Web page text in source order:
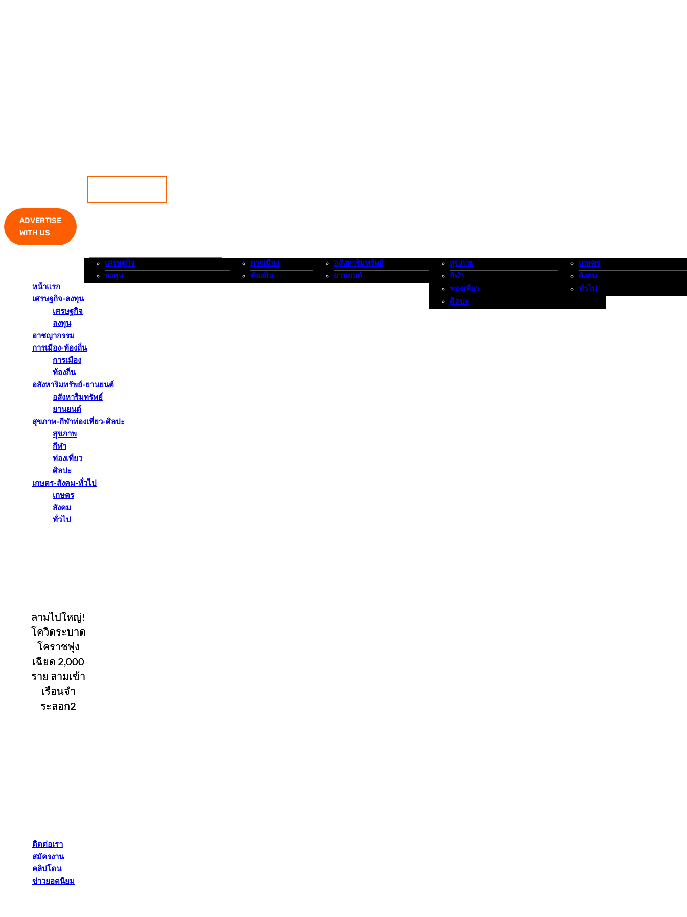
ADVERTISE
WITH US
เศรษฐกิจ-ลงทุน
เศรษฐกิจ
ลงทุน
การเมือง-ท้องถิ่น
การเมือง
ท้องถิ่น
อสังหาริมทรัพย์-ยานยนต์
อสังหาริมทรัพย์
ยานยนต์
สุขภาพ-กีฬาท่องเที่ยว-ศิลปะ
สุขภาพ
กีฬา
ท่องเที่ยว
ศิลปะ
เกษตร-สังคม-ทั่วไป
เกษตร
สังคม
ทั่วไป
หน้าแรก
เศรษฐกิจ-ลงทุน
เศรษฐกิจ
ลงทุน
อาชญากรรม
การเมือง-ท้องถิ่น
การเมือง
ท้องถิ่น
อสังหาริมทรัพย์-ยานยนต์
อสังหาริมทรัพย์
ยานยนต์
สุขภาพ-กีฬาท่องเที่ยว-ศิลปะ
สุขภาพ
กีฬา
ท่องเที่ยว
ศิลปะ
เกษตร-สังคม-ทั่วไป
เกษตร
สังคม
ทั่วไป
ลามไปใหญ่!
โควิดระบาด
โคราชพุ่ง
เฉียด 2,000
ราย ลามเข้า
เรือนจำ
ระลอก2
ติดต่อเรา
สมัครงาน
คลิปโดน
ข่าวยอดนิยม